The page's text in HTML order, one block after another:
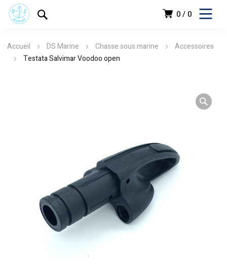
0 0
Accueil DS Marine Chasse sous marine
Accessoires
Testata Salvimar Voodoo open